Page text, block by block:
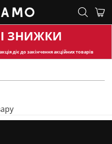
ЗНИЖКИ
діє до закінчення акційних товарів